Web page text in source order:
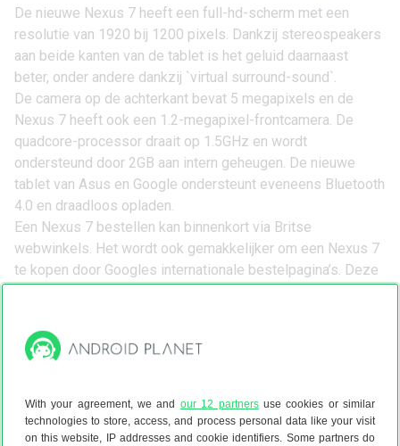
With your agreement, we and our 12 partnersuse cookies or similar
technologies to store, access, and process personal data like your visit
on this website, IP addresses and cookie identifiers. Some partners do
De nieuwe Nexus 7 heeft een full-hd-scherm met een
resolutie van 1920 bij 1200 pixels. Dankzij stereospeakers
aan beide kanten van de tablet is het geluid daarnaast
beter, onder andere dankzij `virtual surround-sound`.
De camera op de achterkant bevat 5 megapixels en de
Nexus 7 heeft ook een 1.2-megapixel-frontcamera. De
quadcore-processor draait op 1.5GHz en wordt
ondersteund door 2GB aan intern geheugen. De nieuwe
tablet van Asus en Google ondersteunt eveneens Bluetooth
4.0 en draadloos opladen.
Een Nexus 7 bestellen kan binnenkort via Britse
webwinkels. Het wordt ook gemakkelijker om een Nexus 7
te kopen door Googles internationale bestelpagina’s. Deze